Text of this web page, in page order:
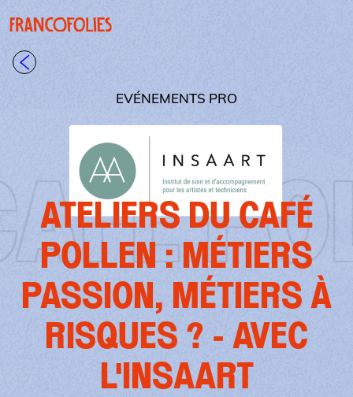
Retour à la liste
EVÉNEMENTS PRO
ATELIERS DU CAFÉ
POLLEN : MÉTIERS
PASSION, MÉTIERS À
RISQUES ? - AVEC
L'INSAART